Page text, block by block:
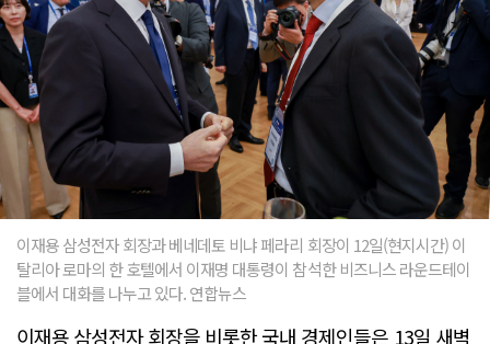
이재용 삼성전자 회장과 베네데토 비냐 페라리 회장이 12일(현지시간) 이
탈리아 로마의 한 호텔에서 이재명 대통령이 참석한 비즈니스 라운드테이
블에서 대화를 나누고 있다. 연합뉴스
이재용 삼성전자 회장을 비롯한 국내 경제인들은 13일 새벽